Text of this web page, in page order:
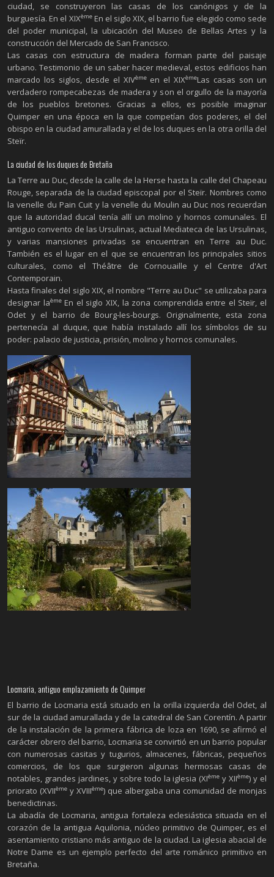
ciudad, se construyeron las casas de los canónigos y de la
burguesía. En el XIXème En el siglo XIX, el barrio fue elegido como sede
del poder municipal, la ubicación del Museo de Bellas Artes y la
construcción del Mercado de San Francisco.
Las casas con estructura de madera forman parte del paisaje
urbano. Testimonio de un saber hacer medieval, estos edificios han
marcado los siglos, desde el XIVème en el XIXèmeLas casas son un
verdadero rompecabezas de madera y son el orgullo de la mayoría
de los pueblos bretones. Gracias a ellos, es posible imaginar
Quimper en una época en la que competían dos poderes, el del
obispo en la ciudad amurallada y el de los duques en la otra orilla del
Steïr.
La ciudad de los duques de Bretaña
La Terre au Duc, desde la calle de la Herse hasta la calle del Chapeau
Rouge, separada de la ciudad episcopal por el Steïr. Nombres como
la venelle du Pain Cuit y la venelle du Moulin au Duc nos recuerdan
que la autoridad ducal tenía allí un molino y hornos comunales. El
antiguo convento de las Ursulinas, actual Mediateca de las Ursulinas,
y varias mansiones privadas se encuentran en Terre au Duc.
También es el lugar en el que se encuentran los principales sitios
culturales, como el Théâtre de Cornouaille y el Centre d'Art
Contemporain.
Hasta finales del siglo XIX, el nombre "Terre au Duc" se utilizaba para
designar laèmeEn el siglo XIX, la zona comprendida entre el Steïr, el
Odet y el barrio de Bourg-les-bourgs. Originalmente, esta zona
pertenecía al duque, que había instalado allí los símbolos de su
poder: palacio de justicia, prisión, molino y hornos comunales.
Locmaria, antiguo emplazamiento de Quimper
El barrio de Locmaria está situado en la orilla izquierda del Odet, al
sur de la ciudad amurallada y de la catedral de San Corentín. A partir
de la instalación de la primera fábrica de loza en 1690, se afirmó el
carácter obrero del barrio, Locmaria se convirtió en un barrio popular
con numerosas casitas y tugurios, almacenes, fábricas, pequeños
comercios, de los que surgieron algunas hermosas casas de
notables, grandes jardines, y sobre todo la iglesia (XIème y XIIème) y el
priorato (XVIIème y XVIIIème) que albergaba una comunidad de monjas
benedictinas.
La abadía de Locmaria, antigua fortaleza eclesiástica situada en el
corazón de la antigua Aquilonia, núcleo primitivo de Quimper, es el
asentamiento cristiano más antiguo de la ciudad. La iglesia abacial de
Notre Dame es un ejemplo perfecto del arte románico primitivo en
Bretaña.